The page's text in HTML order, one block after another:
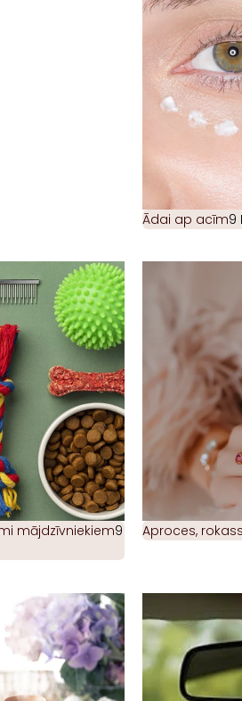
Ādai ap acīm9
mājdzīvniekiem9
Aproces,